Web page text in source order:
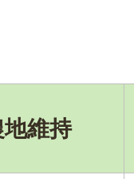
地維持